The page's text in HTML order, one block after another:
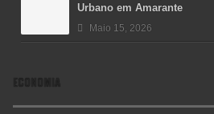
Urbano em Amarante
Maio 15, 2026
ECONOMIA